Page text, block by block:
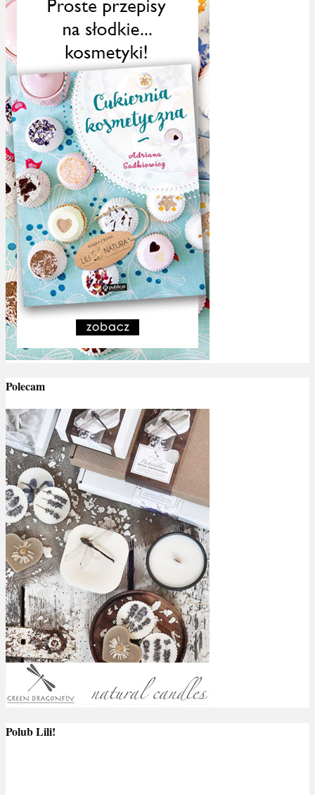
Polecam
Polub Lili!